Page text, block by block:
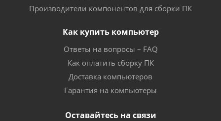
Производители компонентов для сборки ПК
Как купить компьютер
Ответы на вопросы – FAQ
Как оплатить сборку ПК
Доставка компьютеров
Гарантия на компьютеры
Оставайтесь на связи